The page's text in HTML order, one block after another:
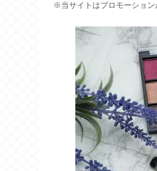
※当サイトはプロモーション